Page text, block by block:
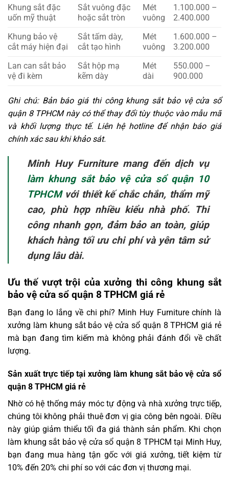
Khung sắt đặc
uốn mỹ thuật
Sắt vuông đặc
hoặc sắt tròn
Mét
vuông
1.100.000 –
2.400.000
Khung bảo vệ
cắt máy hiện đại
Sắt tấm dày,
cắt tạo hình
Mét
vuông
1.600.000 –
3.200.000
Lan can sắt bảo
vệ đi kèm
Sắt hộp mạ
kẽm dày
Mét
dài
550.000 –
900.000
Ghi chú: Bản báo giá thi công khung sắt bảo vệ cửa sổ
quận 8 TPHCM này có thể thay đổi tùy thuộc vào mẫu mã
và khối lượng thực tế. Liên hệ hotline để nhận báo giá
chính xác sau khi khảo sát.
Minh Huy Furniture mang đến dịch vụ
làm khung sắt bảo vệ cửa sổ quận 10
TPHCMvới thiết kế chắc chắn, thẩm mỹ
cao, phù hợp nhiều kiểu nhà phố. Thi
công nhanh gọn, đảm bảo an toàn, giúp
khách hàng tối ưu chi phí và yên tâm sử
dụng lâu dài.
Ưu thế vượt trội của xưởng thi công khung sắt
bảo vệ cửa sổ quận 8 TPHCM giá rẻ
Bạn đang lo lắng về chi phí? Minh Huy Furniture chính là
xưởng làm khung sắt bảo vệ cửa sổ quận 8 TPHCM giá rẻ
mà bạn đang tìm kiếm mà không phải đánh đổi về chất
lượng.
Sản xuất trực tiếp tại xưởng làm khung sắt bảo vệ cửa sổ
quận 8 TPHCM giá rẻ
Nhờ có hệ thống máy móc tự động và nhà xưởng trực tiếp,
chúng tôi không phải thuê đơn vị gia công bên ngoài. Điều
này giúp giảm thiểu tối đa giá thành sản phẩm. Khi chọn
làm khung sắt bảo vệ cửa sổ quận 8 TPHCM tại Minh Huy,
bạn đang mua hàng tận gốc với giá xưởng, tiết kiệm từ
10% đến 20% chi phí so với các đơn vị thương mại.